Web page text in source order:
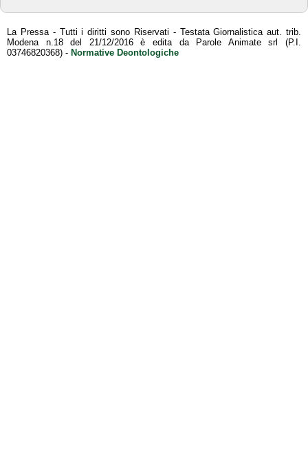
La Pressa - Tutti i diritti sono Riservati - Testata Giornalistica aut. trib.
Modena n.18 del 21/12/2016 è edita da Parole Animate srl (P.I.
03746820368) - Normative Deontologiche